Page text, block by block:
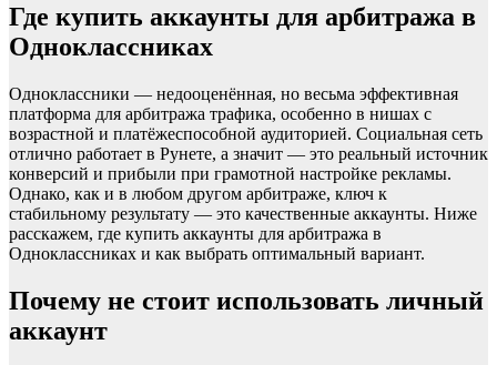
Где купить аккаунты для арбитража в
Одноклассниках
Одноклассники — недооценённая, но весьма эффективная
платформа для арбитража трафика, особенно в нишах с
возрастной и платёжеспособной аудиторией. Социальная сеть
отлично работает в Рунете, а значит — это реальный источник
конверсий и прибыли при грамотной настройке рекламы.
Однако, как и в любом другом арбитраже, ключ к
стабильному результату — это качественные аккаунты. Ниже
расскажем, где купить аккаунты для арбитража в
Одноклассниках и как выбрать оптимальный вариант.
Почему не стоит использовать личный
аккаунт